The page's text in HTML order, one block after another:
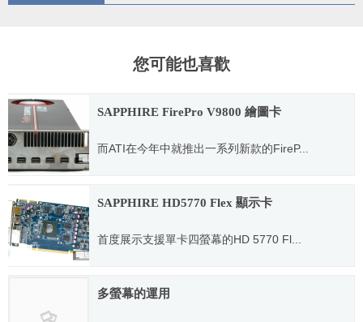
您可能也喜歡
SAPPHIRE FirePro V9800 繪圖卡
而ATI在今年中就推出一系列新款的FireP...
SAPPHIRE HD5770 Flex 顯示卡
首度展示支援單卡四螢幕的HD 5770 Fl...
多螢幕的運用